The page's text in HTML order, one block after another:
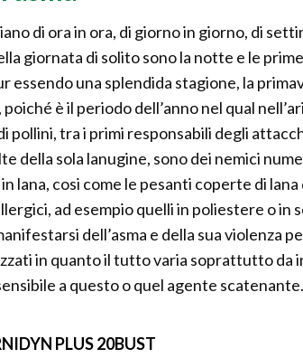
di ora in ora, di giorno in giorno, di
giornata di solito sono la notte e le
essendo una splendida stagione, la
è il periodo dell’anno nel qual
pollini, tra i primi responsabili degli
della sola lanugine, sono dei nemici
lana, cosi come le pesanti coperte di
ad esempio quelli in poliestere o in
dell’asma e della sua violenza
in quanto il tutto varia soprattutto da
a questo o quel agente scatenante.
PLUS 20BUST